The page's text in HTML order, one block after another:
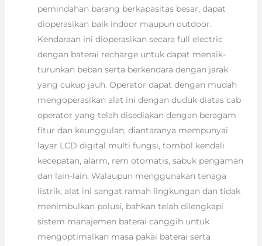
pemindahan barang berkapasitas besar, dapat
dioperasikan baik indoor maupun outdoor.
Kendaraan ini dioperasikan secara full electric
dengan baterai recharge untuk dapat menaik-
turunkan beban serta berkendara dengan jarak
yang cukup jauh. Operator dapat dengan mudah
mengoperasikan alat ini dengan duduk diatas cab
operator yang telah disediakan dengan beragam
fitur dan keunggulan, diantaranya mempunyai
layar LCD digital multi fungsi, tombol kendali
kecepatan, alarm, rem otomatis, sabuk pengaman
dan lain-lain. Walaupun menggunakan tenaga
listrik, alat ini sangat ramah lingkungan dan tidak
menimbulkan polusi, bahkan telah dilengkapi
sistem manajemen baterai canggih untuk
mengoptimalkan masa pakai baterai serta